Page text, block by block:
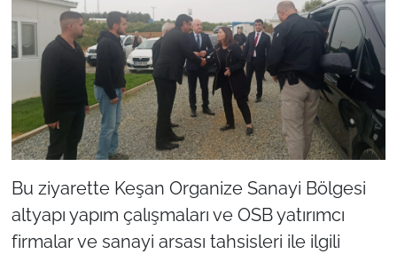
Bu ziyarette Keşan Organize Sanayi Bölgesi
altyapı yapım çalışmaları ve OSB yatırımcı
firmalar ve sanayi arsası tahsisleri ile ilgili
Genel-A
Gündem-Eğitim